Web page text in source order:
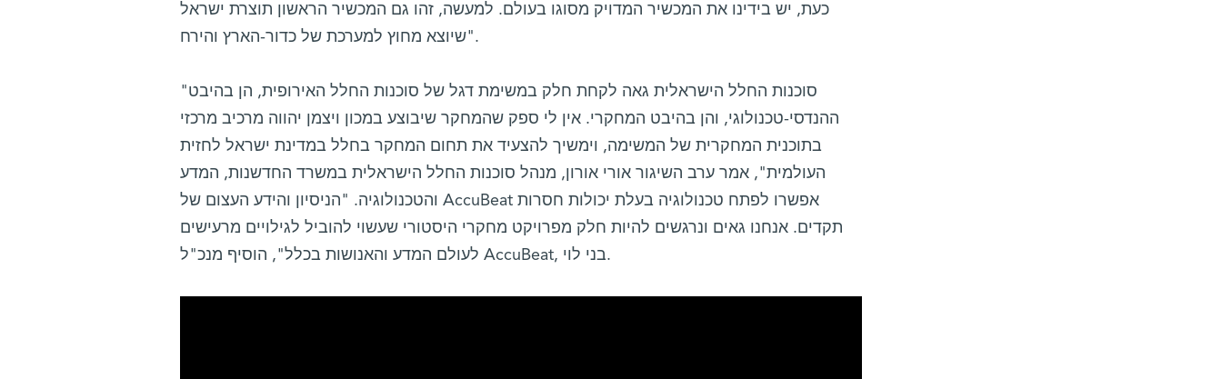
כעת, יש בידינו את המכשיר המדויק מסוגו בעולם. למעשה, זהו גם המכשיר הראשון תוצרת ישראל
שיוצא מחוץ למערכת של כדור-הארץ והירח".
"סוכנות החלל הישראלית גאה לקחת חלק במשימת דגל של סוכנות החלל האירופית, הן בהיבט
ההנדסי-טכנולוגי, והן בהיבט המחקרי. אין לי ספק שהמחקר שיבוצע במכון ויצמן יהווה מרכיב מרכזי
בתוכנית המחקרית של המשימה, וימשיך להצעיד את תחום המחקר בחלל במדינת ישראל לחזית
העולמית", אמר ערב השיגור אורי אורון, מנהל סוכנות החלל הישראלית במשרד החדשנות, המדע
והטכנולוגיה. "הניסיון והידע העצום של AccuBeat אפשרו לפתח טכנולוגיה בעלת יכולות חסרות
תקדים. אנחנו גאים ונרגשים להיות חלק מפרויקט מחקרי היסטורי שעשוי להוביל לגילויים מרעישים
לעולם המדע והאנושות בכלל", הוסיף מנכ"ל AccuBeat, בני לוי.